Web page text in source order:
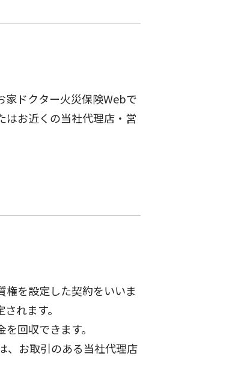
家ドクター火災保険Webで
はお近くの当社代理店・営
を設定した契約をいいま
れます。
回収できます。
、お取引のある当社代理店